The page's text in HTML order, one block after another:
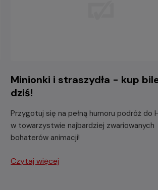
Minionki i straszydła - kup
dziś!
Przygotuj się na pełną humoru podróż do
w towarzystwie najbardziej zwariowanych
bohaterów animacji!
Czytaj więcej